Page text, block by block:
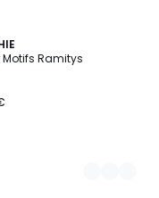
Motifs Ramitys